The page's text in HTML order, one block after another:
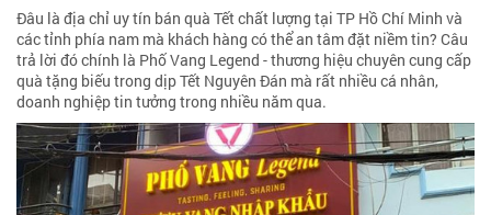
Đâu là địa chỉ uy tín bán quà Tết chất lượng tại TP Hồ Chí Minh và
các tỉnh phía nam mà khách hàng có thể an tâm đặt niềm tin? Câu
trả lời đó chính là Phố Vang Legend - thương hiệu chuyên cung cấp
quà tặng biếu trong dịp Tết Nguyên Đán mà rất nhiều cá nhân,
doanh nghiệp tin tưởng trong nhiều năm qua.